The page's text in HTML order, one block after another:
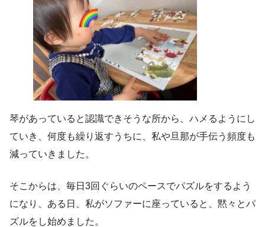
琴があっていると認識できそうな所から、ハメるようにし
ていき、何度も繰り返すうちに、私や旦那が手伝う頻度も
減っていきました。
そこからは、毎日3回ぐらいのペースでパズルをするよう
になり、ある日、私がソファーに座っていると、黙々とパ
ズルをし始めました。